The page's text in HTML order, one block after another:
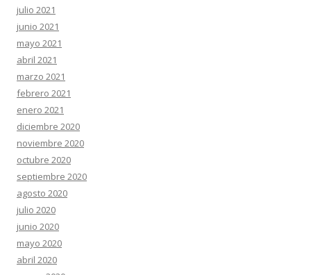
julio 2021
junio 2021
mayo 2021
abril 2021
marzo 2021
febrero 2021
enero 2021
diciembre 2020
noviembre 2020
octubre 2020
septiembre 2020
agosto 2020
julio 2020
junio 2020
mayo 2020
abril 2020